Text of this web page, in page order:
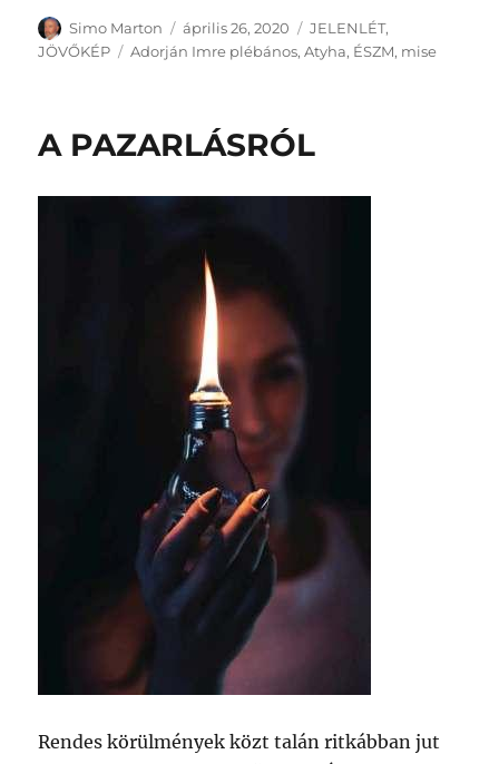
Szerző
Simo Marton Közzétéve
április 26, 2020 Kategória
JELENLÉT,
JÖVŐKÉP
Címke
Adorján Imre plébános,Atyha, ÉSZM, mise
A PAZARLÁSRÓL
Rendes körülmények közt talán ritkábban jut